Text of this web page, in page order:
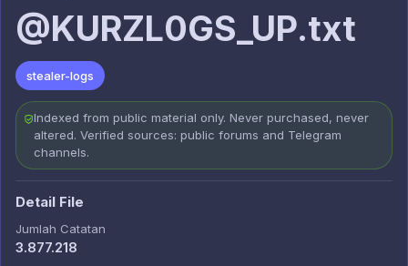
@KURZL0GS_UP.txt
stealer-logs
Indexed from public material only. Never purchased, never
altered. Verified sources: public forums and Telegram
channels.
Detail File
Jumlah Catatan
3.877.218